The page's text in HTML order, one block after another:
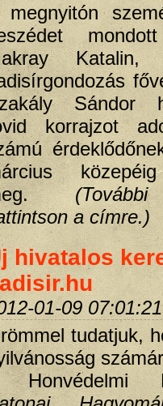
megnyitón
Sándor
korrajzot
a címre.)
hivatalos
01-09 07:01:21
tudatjuk,
Honvédelmi